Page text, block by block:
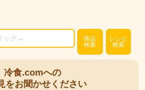
商品
検索
レシピ
検索
冷食.comへの
をお聞かせください